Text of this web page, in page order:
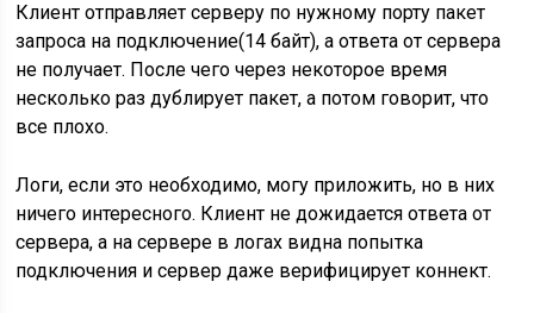
Клиент отправляет серверу по нужному порту пакет
запроса на подключение(14 байт), а ответа от сервера
не получает. После чего через некоторое время
несколько раз дублирует пакет, а потом говорит, что
все плохо.
Логи, если это необходимо, могу приложить, но в них
ничего интересного. Клиент не дожидается ответа от
сервера, а на сервере в логах видна попытка
подключения и сервер даже верифицирует коннект.